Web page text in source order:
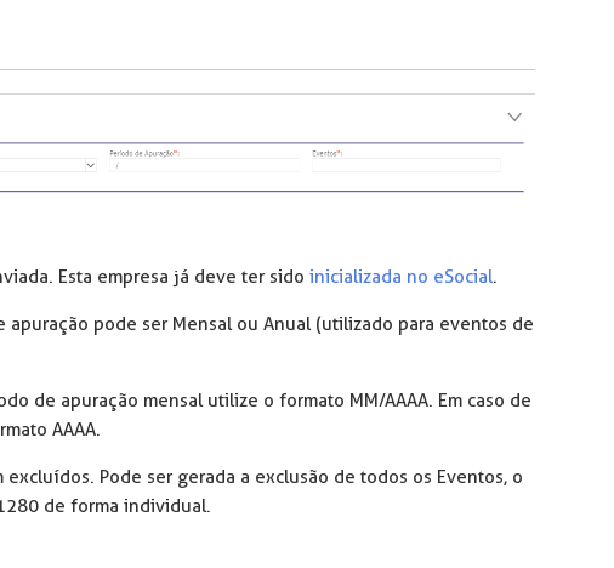
Esta empresa já deve ter sido inicializada no eSocial.
apuração pode ser Mensal ou Anual (utilizado para eventos de
de apuração mensal utilize o formato MM/AAAA. Em caso de
AAAA.
excluídos. Pode ser gerada a exclusão de todos os Eventos, o
de forma individual.